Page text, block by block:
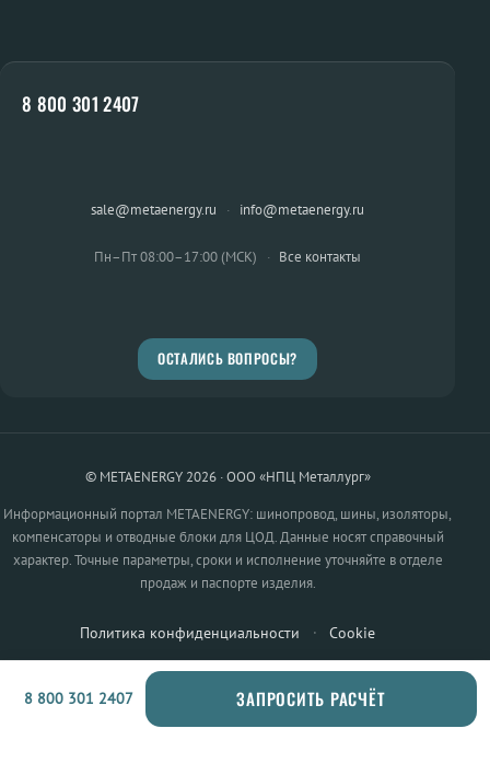
8 800 301 2407
sale@metaenergy.ru · info@metaenergy.ru
Пн–Пт 08:00–17:00 (МСК) · Все контакты
ОСТАЛИСЬ ВОПРОСЫ?
© METAENERGY 2026 · ООО «НПЦ Металлург»
Информационный портал METAENERGY: шинопровод, шины, изоляторы,
компенсаторы и отводные блоки для ЦОД. Данные носят справочный
характер. Точные параметры, сроки и исполнение уточняйте в отделе
продаж и паспорте изделия.
Политика конфиденциальности · Cookie
8 800 301 2407 ЗАПРОСИТЬ РАСЧЁТ